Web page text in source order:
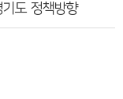
도 정책방향